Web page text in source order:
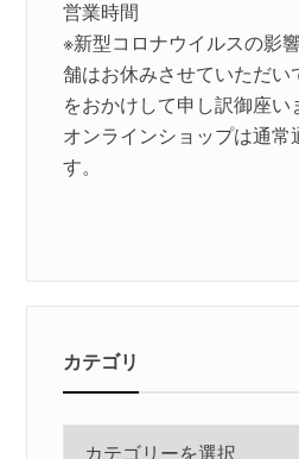
営業時間
※新型コロナウイルスの影
舗はお休みさせていただい
をおかけして申し訳御座い
オンラインショップは通常
す。
カテゴリ